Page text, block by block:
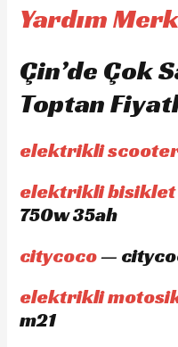
Yardım
Çin’de Çok
Toptan
elektrikli
elektrikli bisiklet
750w 35ah
citycoco—
elektrikli
m21